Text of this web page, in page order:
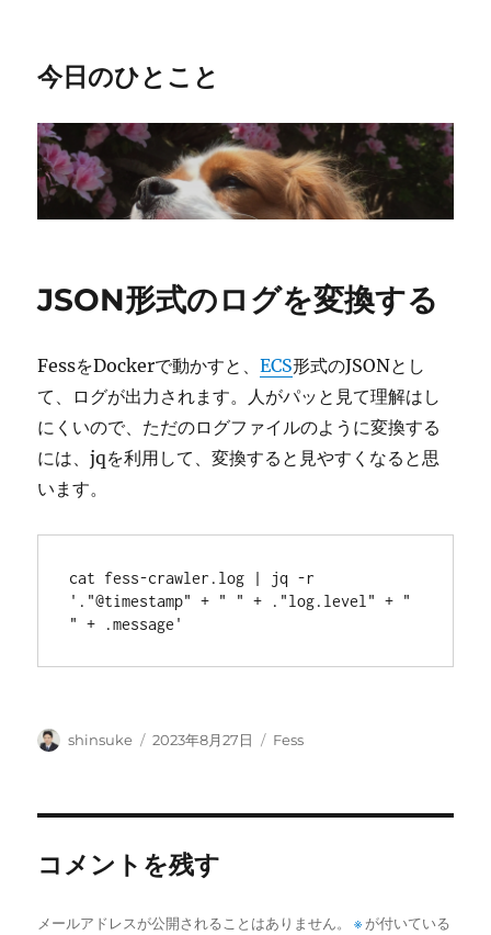
今日のひとこと
JSON形式のログを変換する
FessをDockerで動かすと、ECS形式のJSONとし
て、ログが出力されます。人がパッと見て理解はし
にくいので、ただのログファイルのように変換する
には、jqを利用して、変換すると見やすくなると思
います。
cat fess-crawler.log | jq -r
'."@timestamp" + " " + ."log.level" + "
" + .message'
投
shinsuke
投
2023年8月27日
カ
Fess
コメントを残す
メールアドレスが公開されることはありません。 ※が付いている